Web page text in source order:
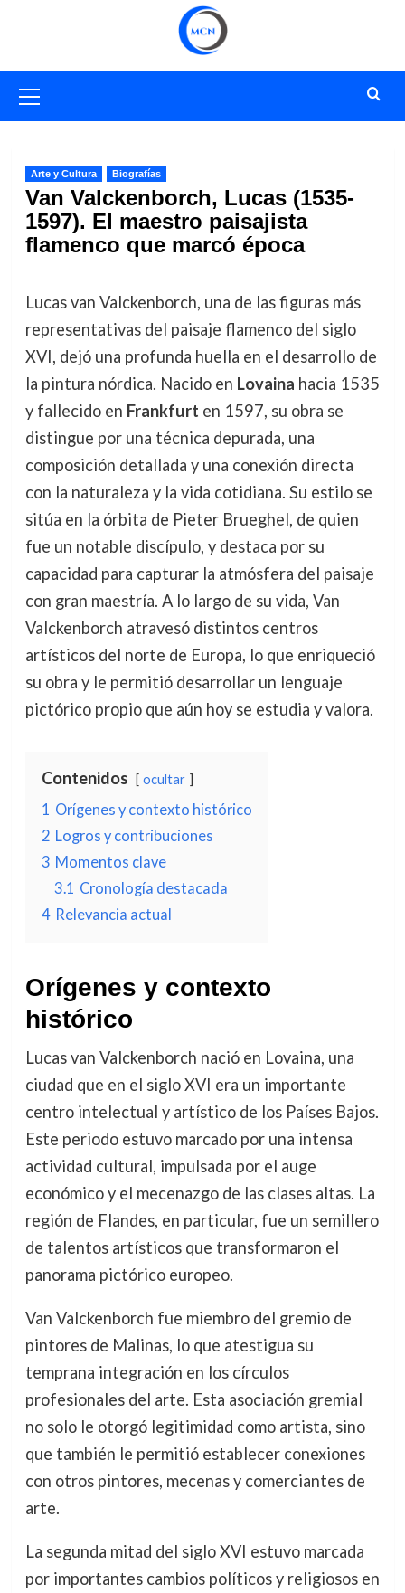
primario
Arte y Cultura Biografías
Van Valckenborch, Lucas (1535-
1597). El maestro paisajista
flamenco que marcó época
Lucas van Valckenborch, una de las figuras más
representativas del paisaje flamenco del siglo
XVI, dejó una profunda huella en el desarrollo de
la pintura nórdica. Nacido en Lovaina hacia 1535
y fallecido en Frankfurt en 1597, su obra se
distingue por una técnica depurada, una
composición detallada y una conexión directa
con la naturaleza y la vida cotidiana. Su estilo se
sitúa en la órbita de Pieter Brueghel, de quien
fue un notable discípulo, y destaca por su
capacidad para capturar la atmósfera del paisaje
con gran maestría. A lo largo de su vida, Van
Valckenborch atravesó distintos centros
artísticos del norte de Europa, lo que enriqueció
su obra y le permitió desarrollar un lenguaje
pictórico propio que aún hoy se estudia y valora.
Contenidos ocultar
1 Orígenes y contexto histórico
2 Logros y contribuciones
3 Momentos clave
3.1 Cronología destacada
4 Relevancia actual
Orígenes y contexto
histórico
Lucas van Valckenborch nació en Lovaina, una
ciudad que en el siglo XVI era un importante
centro intelectual y artístico de los Países Bajos.
Este periodo estuvo marcado por una intensa
actividad cultural, impulsada por el auge
económico y el mecenazgo de las clases altas. La
región de Flandes, en particular, fue un semillero
de talentos artísticos que transformaron el
panorama pictórico europeo.
Van Valckenborch fue miembro del gremio de
pintores de Malinas, lo que atestigua su
temprana integración en los círculos
profesionales del arte. Esta asociación gremial
no solo le otorgó legitimidad como artista, sino
que también le permitió establecer conexiones
con otros pintores, mecenas y comerciantes de
arte.
La segunda mitad del siglo XVI estuvo marcada
por importantes cambios políticos y religiosos en